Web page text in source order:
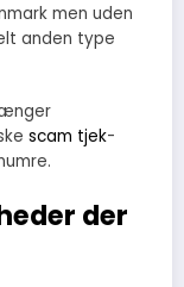
men uden
anden type
scam tjek-
der